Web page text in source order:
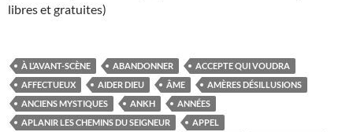
libres et gratuites)
À L’AVANT-SCÈNE ABANDONNER
ACCEPTE QUI VOUDRA
AFFECTUEUX
AIDER DIEU ÂME
AMÈRES DÉSILLUSIONS
ANCIENS MYSTIQUES
ANKH
ANNÉES
APLANIR LES CHEMINS DU SEIGNEUR
APPEL